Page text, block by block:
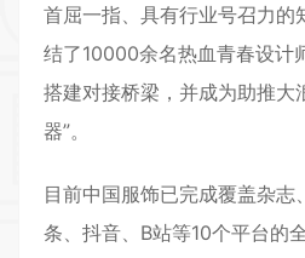
首屈一指、具有行业号召力的
结了10000余名热血青春设计
搭建对接桥梁，并成为助推大
器”。
目前中国服饰已完成覆盖杂志
条、抖音、B站等10个平台的